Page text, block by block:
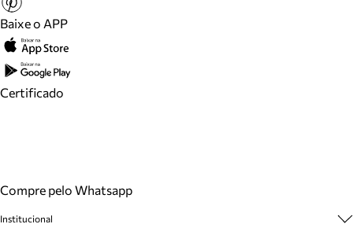
Baixe o APP
Certificado
Compre pelo Whatsapp
Institucional